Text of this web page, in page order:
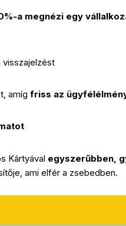
a megnézi egy
visszajelzést
amíg friss az
Kártyával egyszerűbben,
ami elfér a zsebedben.